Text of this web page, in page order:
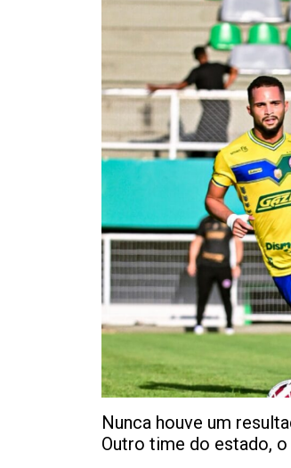
Nunca houve um
Outro time do estado,